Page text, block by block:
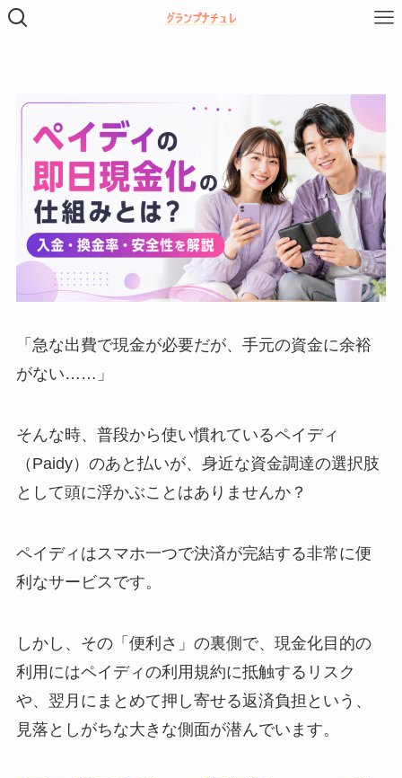
「急な出費で現金が必要だが、手元の資金に余裕
がない……」
そんな時、普段から使い慣れているペイディ
（Paidy）のあと払いが、身近な資金調達の選択肢
として頭に浮かぶことはありませんか？
ペイディはスマホ一つで決済が完結する非常に便
利なサービスです。
しかし、その「便利さ」の裏側で、現金化目的の
利用にはペイディの利用規約に抵触するリスク
や、翌月にまとめて押し寄せる返済負担という、
見落としがちな大きな側面が潜んでいます。